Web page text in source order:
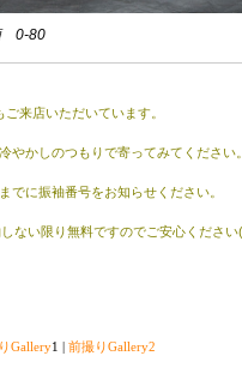
0-80
来店いただいています。
かしのつもりで寄ってみてください。
でに振袖番号をお知らせください。
ない限り無料ですのでご安心ください
Gallery1 | 前撮りGallery2